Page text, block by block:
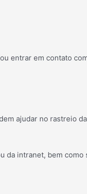
entrar em contato
ajudar no rastreio
da intranet, bem